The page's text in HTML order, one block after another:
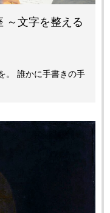
～文字を整える
。 誰かに手書きの手